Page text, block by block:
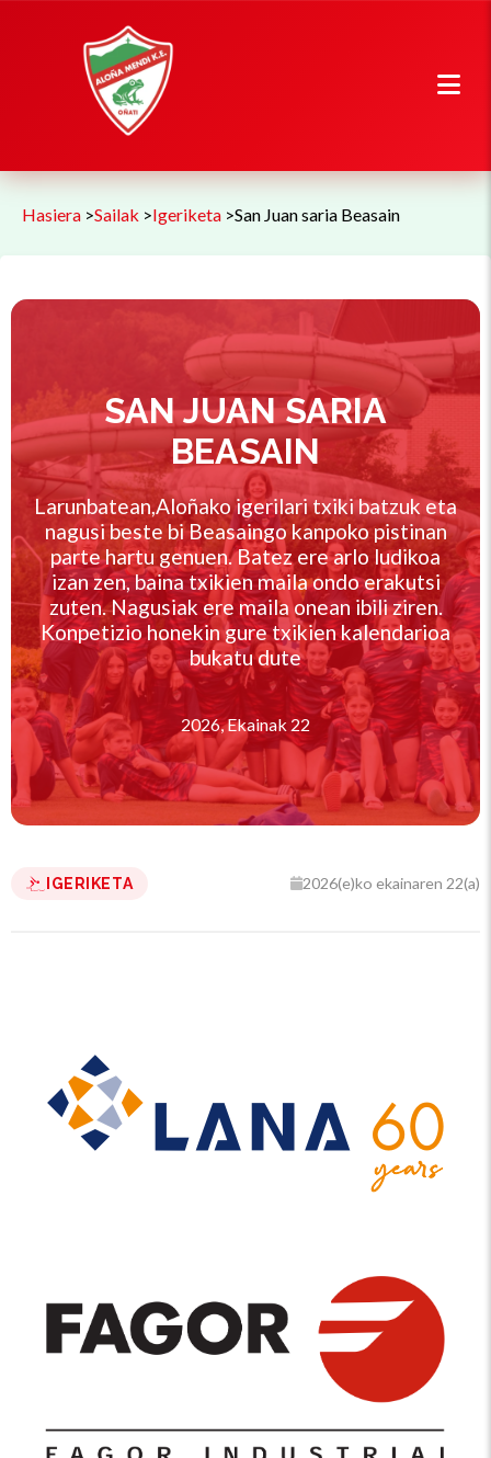
Hasiera >Sailak >Igeriketa >San Juan saria Beasain
SAN JUAN SARIA
BEASAIN
Larunbatean,Aloñako igerilari txiki batzuk eta
nagusi beste bi Beasaingo kanpoko pistinan
parte hartu genuen. Batez ere arlo ludikoa
izan zen, baina txikien maila ondo erakutsi
zuten. Nagusiak ere maila onean ibili ziren.
Konpetizio honekin gure txikien kalendarioa
bukatu dute
2026, Ekainak 22
IGERIKETA 2026(e)ko ekainaren 22(a)